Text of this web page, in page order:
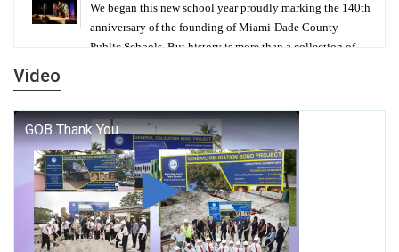
We began this new school year proudly marking the 140th
anniversary of the founding of Miami-Dade County
Public Schools. But history is more than a collection of
George T. Baker Aviation Tech College Prepares
Student for High Paying Aviation Careers
Miami-Dade County Public Schools is Ready to Bring
Excellence, Choice, Innovation, and Safety this New
Video